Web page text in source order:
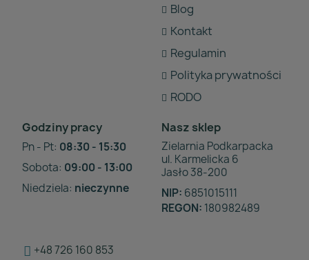
Blog
Kontakt
Regulamin
Polityka prywatności
RODO
Godziny pracy
Pn - Pt: 08:30 - 15:30
Sobota: 09:00 - 13:00
Niedziela: nieczynne
Nasz sklep
Zielarnia Podkarpacka
ul. Karmelicka 6
Jasło 38-200
NIP: 6851015111
REGON: 180982489
+48 726 160 853